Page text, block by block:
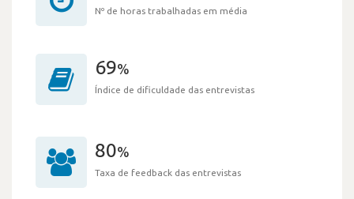
Nº de horas trabalhadas em média
69%
Índice de dificuldade das entrevistas
80%
Taxa de feedback das entrevistas